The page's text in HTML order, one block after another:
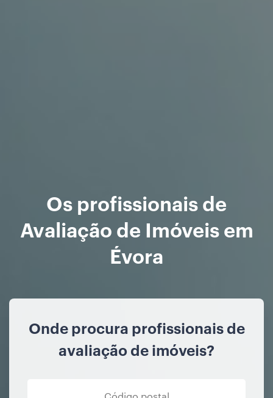
Os profissionais de
Avaliação de Imóveis em
Évora
Onde procura profissionais de
avaliação de imóveis?